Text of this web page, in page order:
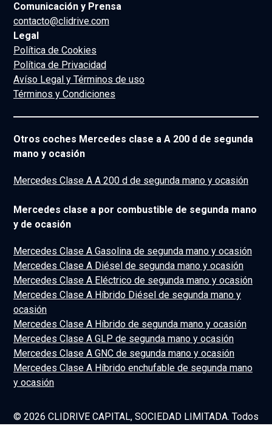
Comunicación y Prensa
contacto@clidrive.com
Legal
Política de Cookies
Política de Privacidad
Avíso Legal y Términos de uso
Términos y Condiciones
Otros coches Mercedes clase a A 200 d de segunda
mano y ocasión
Mercedes Clase A A 200 d de segunda mano y ocasión
Mercedes clase a por combustible de segunda mano
y de ocasión
Mercedes Clase A Gasolina de segunda mano y ocasión
Mercedes Clase A Diésel de segunda mano y ocasión
Mercedes Clase A Eléctrico de segunda mano y ocasión
Mercedes Clase A Híbrido Diésel de segunda mano y
ocasión
Mercedes Clase A Híbrido de segunda mano y ocasión
Mercedes Clase A GLP de segunda mano y ocasión
Mercedes Clase A GNC de segunda mano y ocasión
Mercedes Clase A Híbrido enchufable de segunda mano
y ocasión
© 2026 CLIDRIVE CAPITAL, SOCIEDAD LIMITADA. Todos